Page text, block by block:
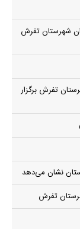
شهرستان تفرش
تفرش برگزار
نشان می‌دهد
تفرش